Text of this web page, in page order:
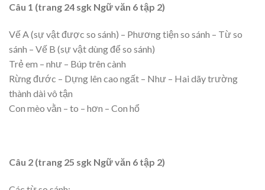
Câu 1 (trang 24 sgk Ngữ văn 6 tập 2)
Vế A (sự vật được so sánh) – Phương tiện so sánh – Từ so
sánh – Vế B (sự vật dùng để so sánh)
Trẻ em – như – Búp trên cành
Rừng đước – Dựng lên cao ngất – Như – Hai dãy trường
thành dài vô tận
Con mèo vằn – to – hơn – Con hổ
Câu 2 (trang 25 sgk Ngữ văn 6 tập 2)